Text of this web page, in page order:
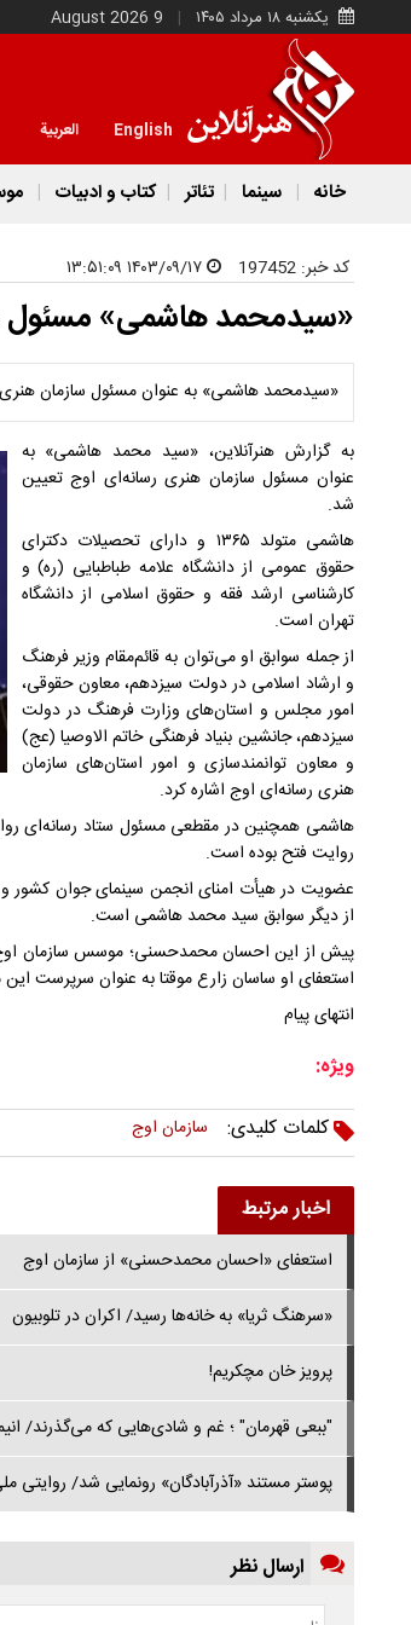
یکشنبه ۱۸ مرداد ۱۴۰۵ 9 August 2026
English العربية
خانه سینما تئاتر کتاب و ادبیات
کد خبر: 197452
«سیدمحمد هاشمی» مسئول
«سیدمحمد هاشمی» به عنوان مسئول سازمان
به گزارش هنرآنلاین، «سید محمد هاشمی» به
عنوان مسئول سازمان هنری رسانه‌ای اوج تعیین
شد.
هاشمی متولد ۱۳۶۵ و دارای تحصیلات دکترای
حقوق عمومی از دانشگاه علامه طباطبایی (ره) و
کارشناسی ارشد فقه و حقوق اسلامی از دانشگاه
تهران است.
از جمله سوابق او می‌توان به قائم‌مقام وزیر فرهنگ
و ارشاد اسلامی در دولت سیزدهم، معاون حقوقی،
امور مجلس و استان‌های وزارت فرهنگ در دولت
سیزدهم، جانشین بنیاد فرهنگی خاتم الاوصیا (عج)
و معاون توانمندسازی و امور استان‌های سازمان
هنری رسانه‌‌ای اوج اشاره کرد.
هاشمی همچنین در مقطعی مسئول ستاد رسانه‌ای
روایت فتح بوده است.
عضویت در هیأت امنای انجمن سینمای جوان کشور و
از دیگر سوابق سید محمد‌ هاشمی است.
استعفای او ساسان زارع موقتا به عنوان سرپرست
انتهای پیام
ویژه:
کلمات کلیدی:
سازمان اوج
اخبار مرتبط
استعفای «احسان محمدحسنی» از سازمان اوج
«سرهنگ ثریا» به خانه‌ها رسید/ اکران در تلوبیون
پرویز خان مچکریم!
"ببعی قهرمان" ؛ غم و شادی‌هایی که می‌گذرند/
پوستر مستند «آذرآبادگان» رونمایی شد/ روایتی
ارسال نظر